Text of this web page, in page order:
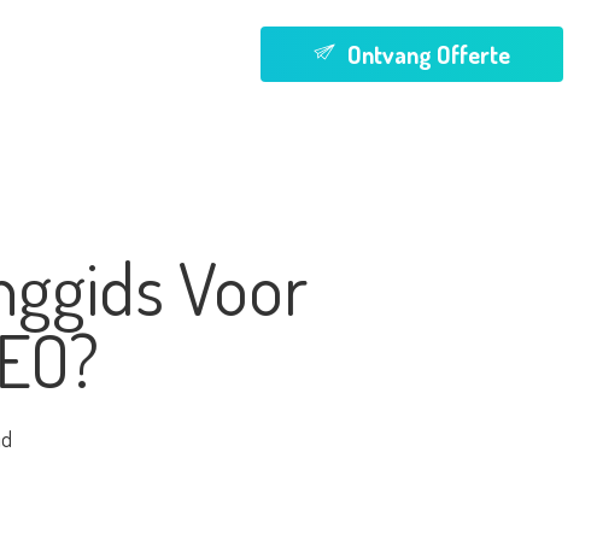
Ontvang Offerte
Voor